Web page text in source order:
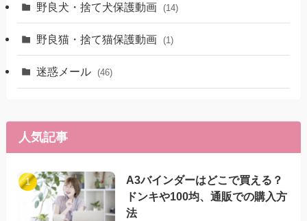
野良犬・捨て犬保護動画 (14)
野良猫・捨て猫保護動画 (1)
迷惑メール (46)
人気記事
A3バインダーはどこで買える？
ドンキや100均、通販での購入方
法